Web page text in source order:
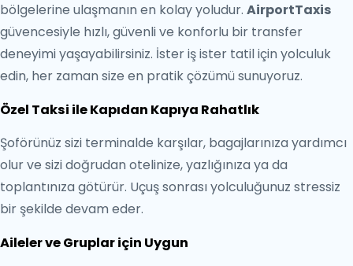
bölgelerine ulaşmanın en kolay yoludur. AirportTaxis
güvencesiyle hızlı, güvenli ve konforlu bir transfer
deneyimi yaşayabilirsiniz. İster iş ister tatil için yolculuk
edin, her zaman size en pratik çözümü sunuyoruz.
Özel Taksi ile Kapıdan Kapıya Rahatlık
Şoförünüz sizi terminalde karşılar, bagajlarınıza yardımcı
olur ve sizi doğrudan otelinize, yazlığınıza ya da
toplantınıza götürür. Uçuş sonrası yolculuğunuz stressiz
bir şekilde devam eder.
Aileler ve Gruplar için Uygun